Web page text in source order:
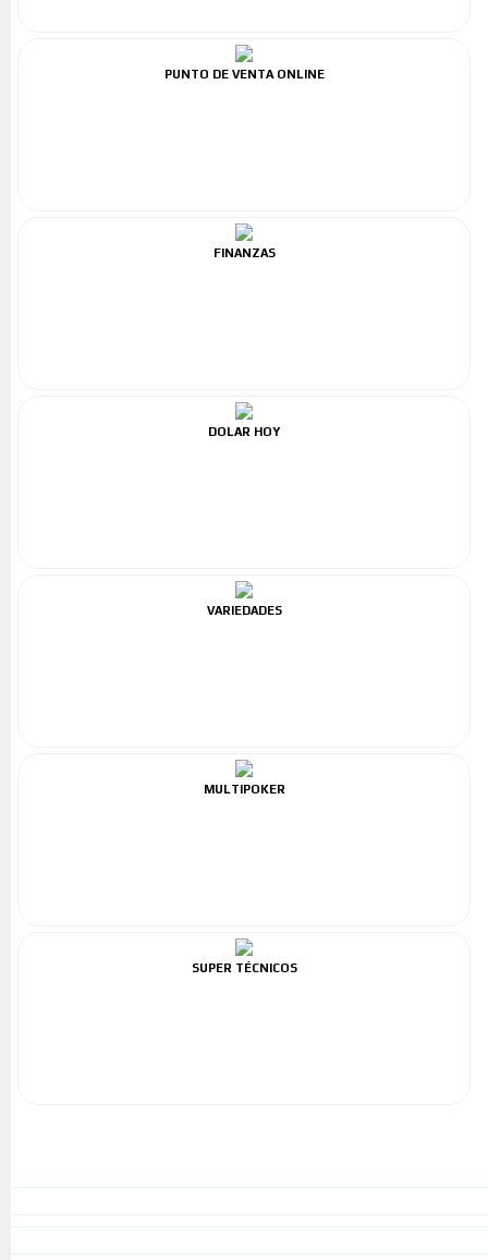
PUNTO DE VENTA ONLINE
FINANZAS
DOLAR HOY
VARIEDADES
MULTIPOKER
SUPER TÉCNICOS